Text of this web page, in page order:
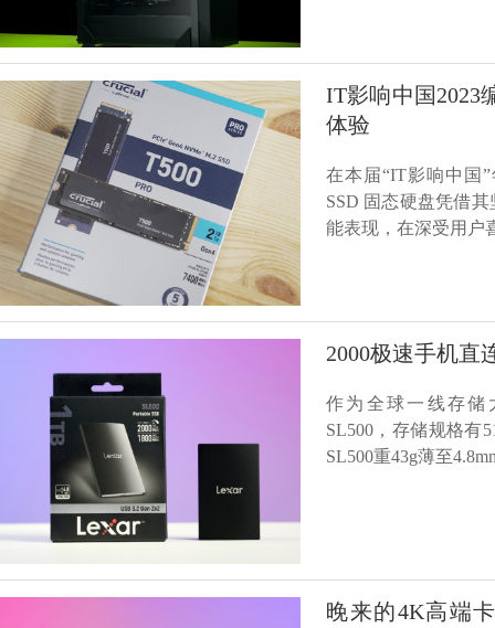
IT影响中国2023
体验
在本届“IT影响中国”
SSD 固态硬盘凭借
能表现，在深受用
2000极速手机直
作为全球一线存储
SL500，存储规格有
SL500重43g薄至
晚来的4K高端卡